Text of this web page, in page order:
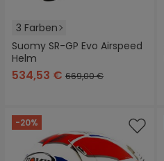
3 Farben
Suomy SR-GP Evo Airspeed
Helm
534,53 € 669,00 €
-20%